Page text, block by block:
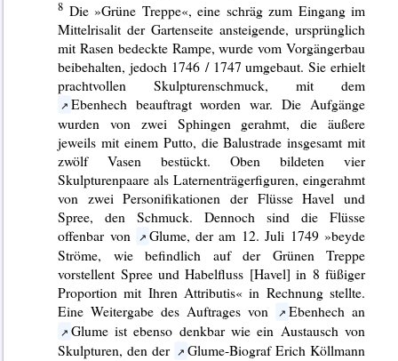
Die »Grüne Treppe«, eine schräg zum Eingang im
Mittelrisalit der Gartenseite ansteigende, ursprünglich
mit Rasen bedeckte Rampe, wurde vom Vorgängerbau
beibehalten, jedoch 1746 / 1747 umgebaut. Sie erhielt
prachtvollen Skulpturenschmuck, mit dem
Ebenhech beauftragt worden war. Die Aufgänge
wurden von zwei Sphingen gerahmt, die äußere
jeweils mit einem Putto, die Balustrade insgesamt mit
zwölf Vasen bestückt. Oben bildeten vier
Skulpturenpaare als Laternenträgerfiguren, eingerahmt
von zwei Personifikationen der Flüsse Havel und
Spree, den Schmuck. Dennoch sind die Flüsse
offenbar von
Glume, der am 12. Juli 1749 »beyde
Ströme, wie befindlich auf der Grünen Treppe
vorstellent Spree und Habelfluss [Havel] in 8 füßiger
Proportion mit Ihren Attributis« in Rechnung stellte.
Eine Weitergabe des Auftrages von
Ebenhech an
Glume ist ebenso denkbar wie ein Austausch von
Skulpturen, den der
Glume-Biograf Erich Köllmann